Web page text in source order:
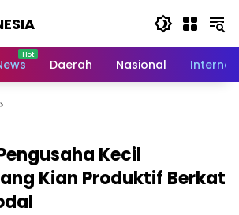
Daerah Nasional
Kecil
Kian Produktif Berkat